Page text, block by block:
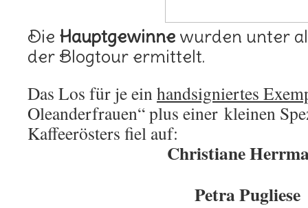
Die Hauptgewinne wurden unter
der Blogtour ermittelt.
Das Los für je einhandsigniertes
Oleanderfrauen“ plus einer kleinen
Kaffeerösters fiel auf:
Christiane
Petra Pugliese